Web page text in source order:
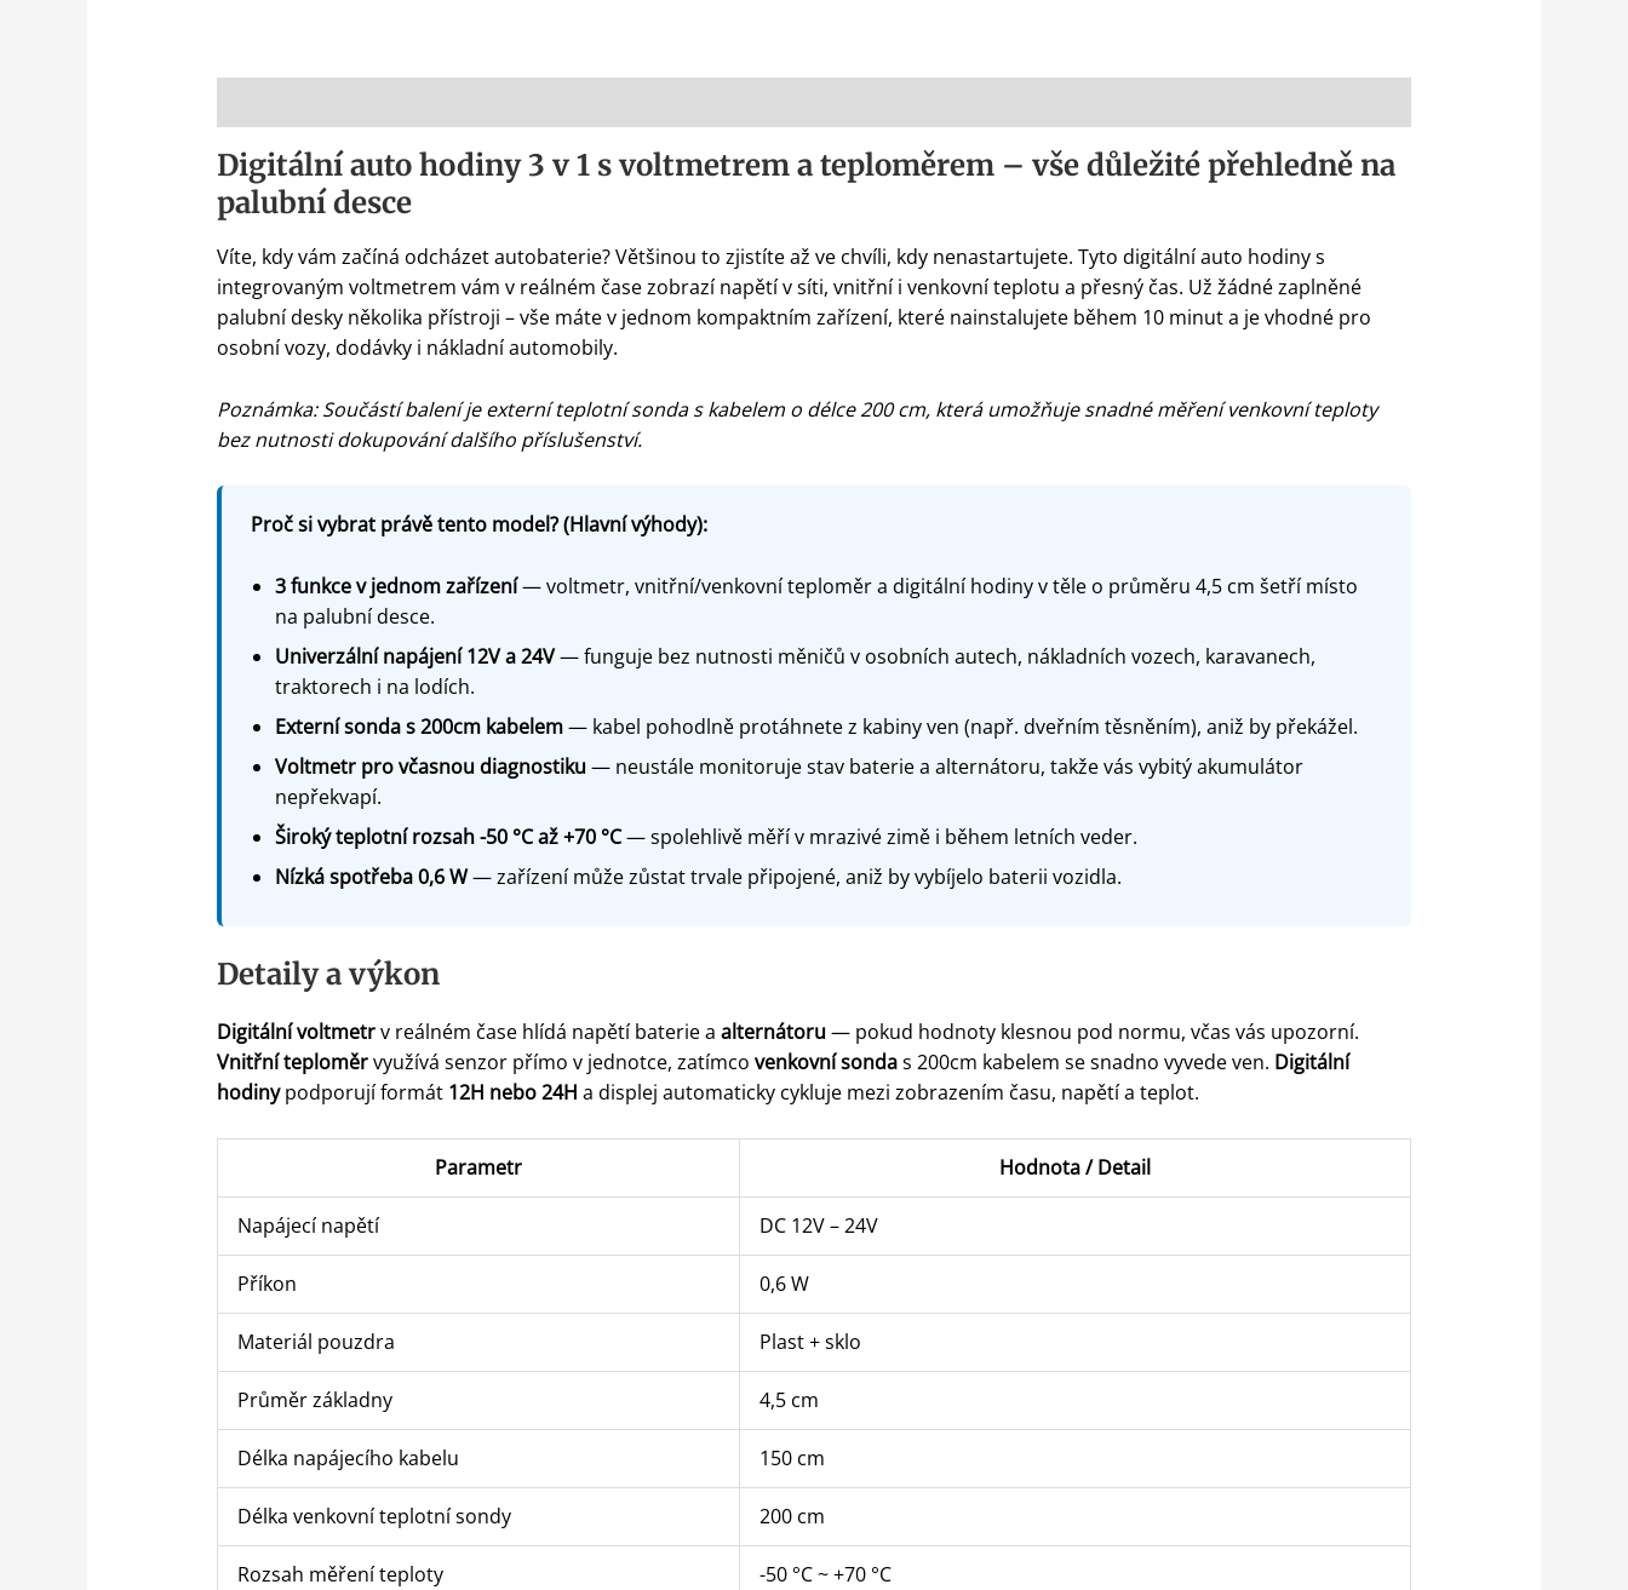
Digitální auto hodiny 3 v 1 s voltmetrem a teploměrem – vše důležité přehledně na
palubní desce
Víte, kdy vám začíná odcházet autobaterie? Většinou to zjistíte až ve chvíli, kdy nenastartujete. Tyto digitální auto hodiny s
integrovaným voltmetrem vám v reálném čase zobrazí napětí v síti, vnitřní i venkovní teplotu a přesný čas. Už žádné zaplněné
palubní desky několika přístroji – vše máte v jednom kompaktním zařízení, které nainstalujete během 10 minut a je vhodné pro
osobní vozy, dodávky i nákladní automobily.
Poznámka: Součástí balení je externí teplotní sonda s kabelem o délce 200 cm, která umožňuje snadné měření venkovní teploty
bez nutnosti dokupování dalšího příslušenství.
Proč si vybrat právě tento model? (Hlavní výhody):
3 funkce v jednom zařízení— voltmetr, vnitřní/venkovní teploměr a digitální hodiny v těle o průměru 4,5 cm šetří místo
na palubní desce.
Univerzální napájení 12V a 24V— funguje bez nutnosti měničů v osobních autech, nákladních vozech, karavanech,
traktorech i na lodích.
Externí sonda s 200cm kabelem— kabel pohodlně protáhnete z kabiny ven (např. dveřním těsněním), aniž by překážel.
Voltmetr pro včasnou diagnostiku— neustále monitoruje stav baterie a alternátoru, takže vás vybitý akumulátor
nepřekvapí.
Široký teplotní rozsah -50 °C až +70 °C— spolehlivě měří v mrazivé zimě i během letních veder.
Nízká spotřeba 0,6 W— zařízení může zůstat trvale připojené, aniž by vybíjelo baterii vozidla.
Detaily a výkon
Digitální voltmetrv reálném čase hlídá napětí baterie a alternátoru— pokud hodnoty klesnou pod normu, včas vás upozorní.
Vnitřní teploměrvyužívá senzor přímo v jednotce, zatímco venkovní sondas 200cm kabelem se snadno vyvede ven. Digitální
hodinypodporují formát 12H nebo 24H a displej automaticky cykluje mezi zobrazením času, napětí a teplot.
Parametr Hodnota / Detail
Napájecí napětí DC 12V – 24V
Příkon 0,6 W
Materiál pouzdra Plast + sklo
Průměr základny 4,5 cm
Délka napájecího kabelu 150 cm
Délka venkovní teplotní sondy 200 cm
Rozsah měření teploty -50 °C ~ +70 °C